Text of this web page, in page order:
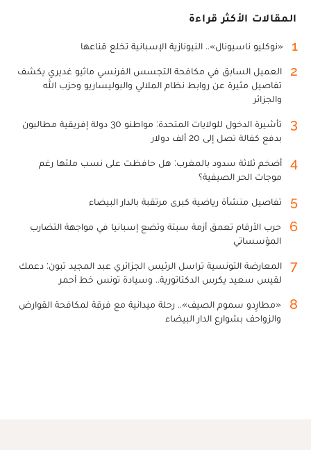
المقالات الأكثر قراءة
1 «نوكليو ناسيونال».. النيونازية الإسبانية تخلع قناعها
2
العميل السابق في مكافحة التجسس الفرنسي ماثيو غديري يكشف
تفاصيل مثيرة عن روابط نظام الملالي والبوليساريو وحزب الله
والجزائر
3
تأشيرة الدخول للولايات المتحدة: مواطنو 30 دولة إفريقية مطالبون
بدفع كفالة تصل إلى 20 ألف دولار
4
أضخم ثلاثة سدود بالمغرب: هل حافظت على نسب ملئها رغم
موجات الحر الصيفية؟
5 تفاصيل منشأة رياضية كبرى مرتقبة بالدار البيضاء
6
حرب الأرقام تعمق أزمة سبتة وتضع إسبانيا في مواجهة التضارب
المؤسساتي
7
المعارضة التونسية تراسل الرئيس الجزائري عبد المجيد تبون: دعمك
لقيس سعيد يكرس الدكتاتورية.. وسيادة تونس خط أحمر
8
«مطارِدو سموم الصيف».. رحلة ميدانية مع فرقة لمكافحة القوارض
والزواحف بشوارع الدار البيضاء